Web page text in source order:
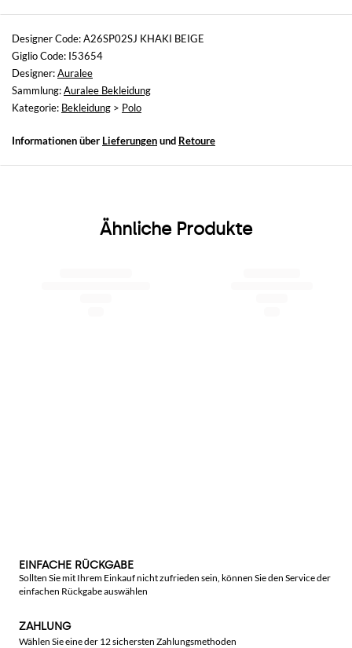
Größen
nicht verfügbar
Größe und Passform
Normale Passform
Designer Code: A26SP02SJ KHAKI BEIGE
Giglio Code: I53654
Designer:Auralee
Sammlung:Auralee Bekleidung
Kategorie: Bekleidung > Polo
Informationen über Lieferungenund Retoure
Ähnliche Produkte
EINFACHE RÜCKGABE
Sollten Sie mit Ihrem Einkauf nicht zufrieden sein, können Sie den Service der
einfachen Rückgabe auswählen
ZAHLUNG
Wählen Sie eine der 12 sichersten Zahlungsmethoden